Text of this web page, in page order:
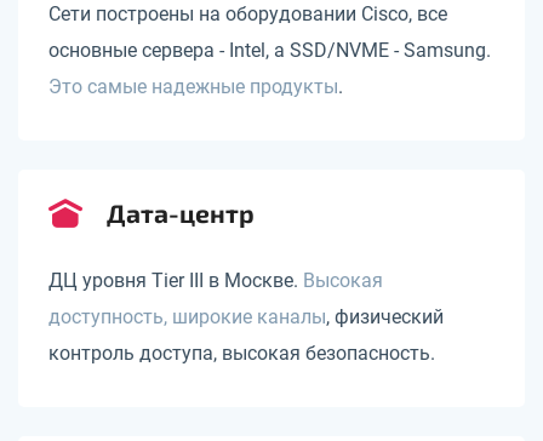
Сети построены на оборудовании Cisco, все
основные сервера - Intel, а SSD/NVME - Samsung.
Это самые надежные продукты.
Дата-центр
ДЦ уровня Tier III в Москве. Высокая
доступность, широкие каналы, физический
контроль доступа, высокая безопасность.